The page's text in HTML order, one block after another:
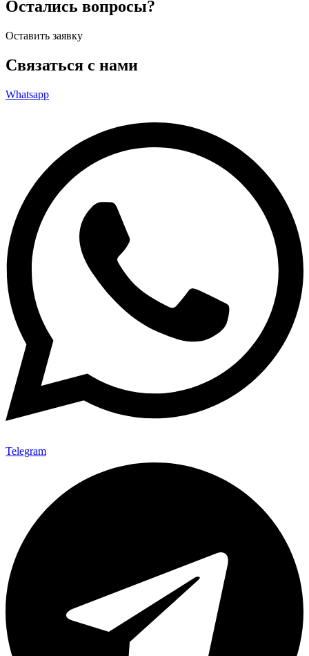
Остались вопросы?
Оставить заявку
Связаться с нами
Whatsapp
Telegram